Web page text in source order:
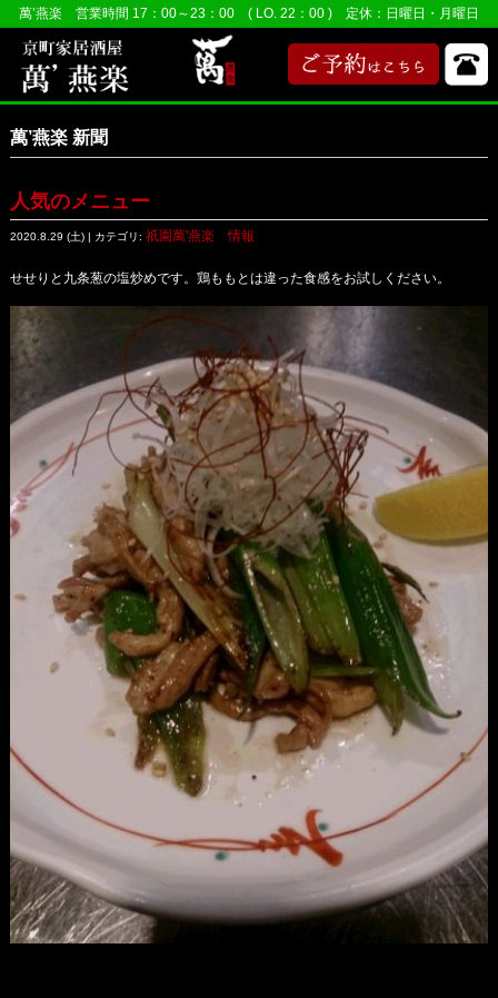
萬’燕楽 営業時間 17：00～23：00 ( LO. 22：00 ) 定休：日曜日・月曜日
萬’燕楽 新聞
人気のメニュー
2020.8.29 (土) | カテゴリ: 祇園萬'燕楽 情報
せせりと九条葱の塩炒めです。鶏ももとは違った食感をお試しください。